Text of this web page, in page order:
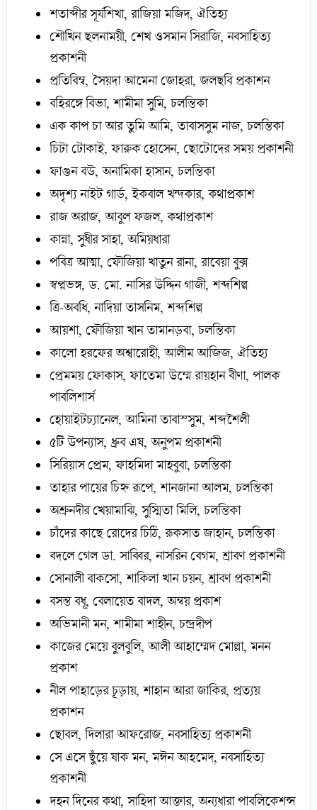
শতাব্দীর সূর্যশিখা, রাজিয়া মজিদ, ঐতিহ্য
শৌখিন ছলনাময়ী, শেখ ওসমান সিরাজি, নবসাহিত্য
প্রকাশনী
প্রতিবিম্ব, সৈয়দা আমেনা জোহরা, জলছবি প্রকাশন
বহিরঙ্গে বিভা, শামীমা সুমি, চলন্তিকা
এক কাপ চা আর তুমি আমি, তাবাসসুম নাজ, চলন্তিকা
চিটা টোকাই, ফারুক হোসেন, ছোটোদের সময় প্রকাশনী
ফাগুন বউ, অনামিকা হাসান, চলন্তিকা
অদৃশ্য নাইট গার্ড, ইকবাল খন্দকার, কথাপ্রকাশ
রাজ অরাজ, আবুল ফজল, কথাপ্রকাশ
কান্না, সুধীর সাহা, অমিয়ধারা
পবিত্র আত্মা, ফৌজিয়া খাতুন রানা, রাবেয়া বুক্স
স্বপ্নভঙ্গ, ড. মো. নাসির উদ্দিন গাজী, শব্দশিল্প
ত্রি-অবধি, নাদিয়া তাসনিম, শব্দশিল্প
আয়শা, ফৌজিয়া খান তামানড়বা, চলন্তিকা
কালো হরফের অশ্বারোহী, আলীম আজিজ, ঐতিহ্য
প্রেমময় ফোকাস, ফাতেমা উম্মে রায়হান বীণা, পালক
পাবলিশার্স
হোয়াইটচ্যানেল, আমিনা তাবাস্সুম, শব্দশৈলী
৫টি উপন্যাস, ধ্রুব এষ, অনুপম প্রকাশনী
সিরিয়াস প্রেম, ফাহমিদা মাহবুবা, চলন্তিকা
তাহার পায়ের চিহ্ন রূপে, শানজানা আলম, চলন্তিকা
অশ্রুনদীর খেয়ামাঝি, সুস্মিতা মিলি, চলন্তিকা
চাঁদের কাছে রোদের চিঠি, রূকসাত জাহান, চলন্তিকা
বদলে গেল ডা. সাব্বির, নাসরিন বেগম, শ্রাবণ প্রকাশনী
সোনালী বাকসো, শাকিলা খান চয়ন, শ্রাবণ প্রকাশনী
বসন্ত বধূ, বেলায়েত বাদল, অন্বয় প্রকাশ
অভিমানী মন, শামীমা শাহীন, চন্দ্রদীপ
কাজের মেয়ে বুলবুলি, আলী আহাম্মেদ মোল্লা, মনন
প্রকাশ
নীল পাহাড়ের চূড়ায়, শাহান আরা জাকির, প্রত্যয়
প্রকাশন
ছোবল, দিলারা আফরোজ, নবসাহিত্য প্রকাশনী
সে এসে ছুঁয়ে যাক মন, মঈন আহমেদ, নবসাহিত্য
প্রকাশনী
দহন দিনের কথা, সাহিদা আক্তার, অন্যধারা পাবলিকেশন্স